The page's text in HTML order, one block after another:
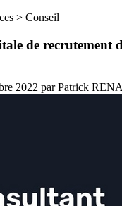
> Conseil
de recrutement
2022 parPatrick